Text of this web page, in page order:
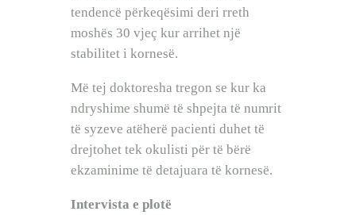
tendencë përkeqësimi deri rreth
moshës 30 vjeç kur arrihet një
stabilitet i kornesë.
Më tej doktoresha tregon se kur ka
ndryshime shumë të shpejta të numrit
të syzeve atëherë pacienti duhet të
drejtohet tek okulisti për të bërë
ekzaminime të detajuara të kornesë.
Intervista e plotë